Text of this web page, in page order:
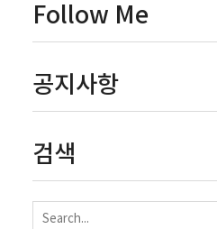
Follow Me
공지사항
검색